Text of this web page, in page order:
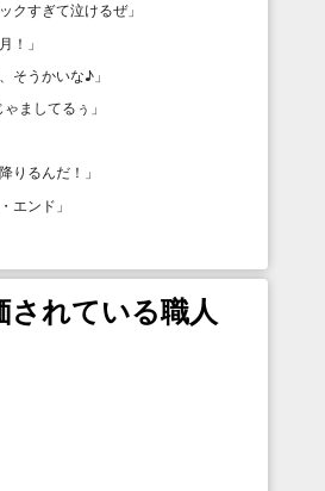
クすぎて泣けるぜ」
！ 」
そうかいな♪ 」
ましてるぅ 」
りるんだ！ 」
エンド 」
されている職人